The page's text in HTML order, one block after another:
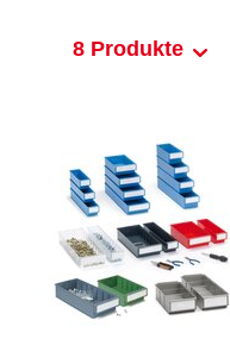
8 Produkte